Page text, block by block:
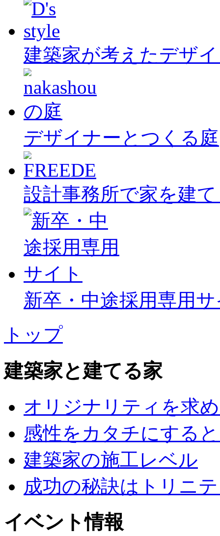
建築家が考えたデザ
デザイナーとつくる庭
設計事務所で家を建
新卒・中途採用専用
トップ
建築家と建てる家
オリジナリティを求
感性をカタチにする
建築家の施工レベル
成功の秘訣はトリニ
イベント情報